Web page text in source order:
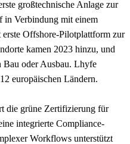
großtechnische Anlage zur
in Verbindung mit einem
Offshore-Pilotplattform zur
kamen 2023 hinzu, und
Bau oder Ausbau. Lhyfe
europäischen Ländern.
die grüne Zertifizierung für
integrierte Compliance-
Workflows unterstützt